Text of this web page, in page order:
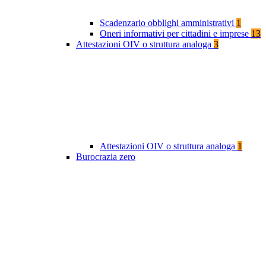
Scadenzario obblighi amministrativi 1
Oneri informativi per cittadini e imprese 13
Attestazioni OIV o struttura analoga 3
Attestazioni OIV o struttura analoga 1
Burocrazia zero